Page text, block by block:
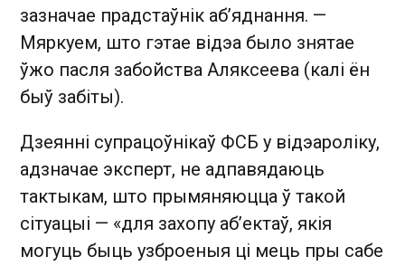
зазначае прадстаўнік аб’яднання. —
Мяркуем, што гэтае відэа было знятае
ўжо пасля забойства Аляксеева (калі ён
быў забіты).
Дзеянні супрацоўнікаў ФСБ у відэароліку,
адзначае эксперт, не адпавядаюць
тактыкам, што прымяняюцца ў такой
сітуацыі — «для захопу аб’ектаў, якія
могуць быць узброеныя ці мець пры сабе